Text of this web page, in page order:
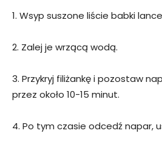
1. Wsyp suszone liście babki
2. Zalej je wrzącą wodą.
3. Przykryj filiżankę i pozostaw
przez około 10-15 minut.
4. Po tym czasie odcedź napar,